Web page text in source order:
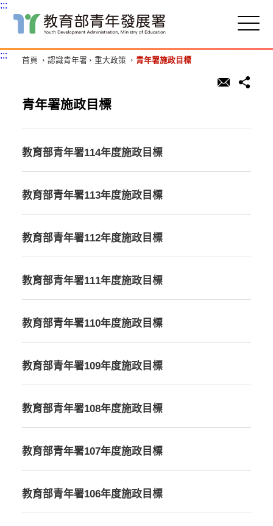
主
要
塊
:::
::: 首頁 認識青年署 重大政策 青年署施政目標
青年署施政目標
教育部青年署114年度施政目標
教育部青年署113年度施政目標
教育部青年署112年度施政目標
教育部青年署111年度施政目標
教育部青年署110年度施政目標
教育部青年署109年度施政目標
教育部青年署108年度施政目標
教育部青年署107年度施政目標
教育部青年署106年度施政目標